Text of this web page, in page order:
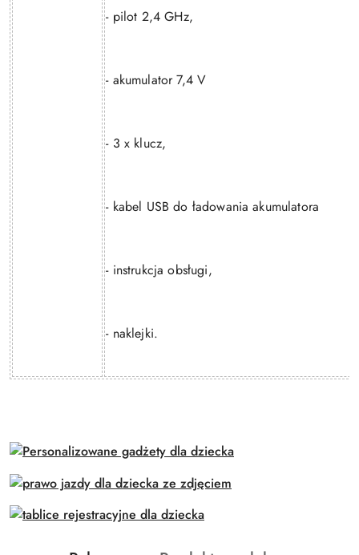
- pilot 2,4 GHz,
- akumulator 7,4 V
- 3 x klucz,
- kabel USB do ładowania akumulatora
- instrukcja obsługi,
- naklejki.